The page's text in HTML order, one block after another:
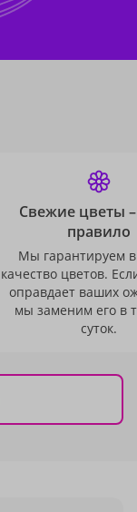
Свежие цветы
правило
Мы гарантируем
качество цветов.
оправдает ваших
мы заменим его в
суток.